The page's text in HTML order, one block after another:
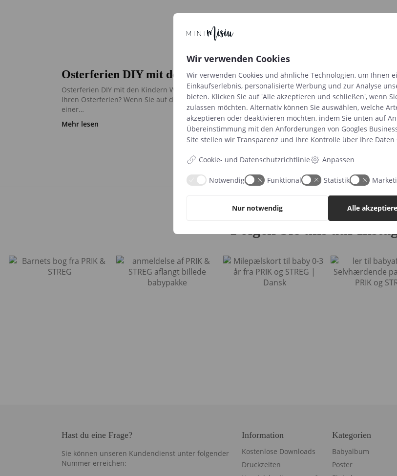
Osterferien DIY mit den Kindern
Osterferien DIY mit den Kindern Was machen Sie in
Ihren Osterferien? Wenn Sie auf der Suche nach
einer…
Mehr lesen
Hast du eine Frage?
Sie können unseren Kundendienst unter folgender
Nummer erreichen:
Information
Kostenlose Downloads
Druckzeiten
Kategorien
Babyalbum
Poster
Wir verwenden Cookies
Wir verwenden Cookies und ähnliche Technologien, um Ihnen
Einkaufserlebnis, personalisierte Werbung und zur Analyse
bieten. Klicken Sie auf 'Alle akzeptieren und schließen', wenn
zulassen möchten. Alternativ können Sie auswählen, welche
akzeptieren oder deaktivieren möchten, indem Sie unten auf
Übereinstimmung mit den Anforderungen von Googles
Site stellen wir Transparenz und Ihre Kontrolle über Ihre Daten
Cookie- und Datenschutzrichtlinie Anpassen
Notwendig Funktional Statistik
Nur notwendig Alle